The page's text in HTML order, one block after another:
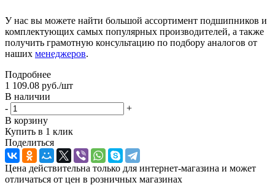
У нас вы можете найти большой ассортимент подшипников и
комплектующих самых популярных производителей, а также
получить грамотную консультацию по подбору аналогов от
наших менеджеров.
Подробнее
1 109.08 руб./шт
В наличии
-
+
В корзину
Купить в 1 клик
Поделиться
Цена действительна только для интернет-магазина и может
отличаться от цен в розничных магазинах